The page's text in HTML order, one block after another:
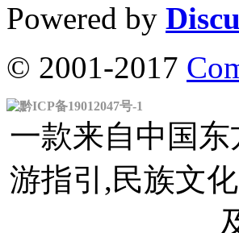
Powered by
© 2001-2017
黔ICP备19012047号-1
一款来自中国
游指引,民族文